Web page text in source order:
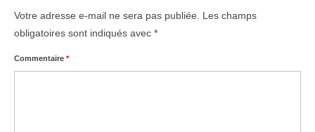
Votre adresse e-mail ne sera pas publiée.
Les champs
obligatoires sont indiqués avec *
Commentaire *